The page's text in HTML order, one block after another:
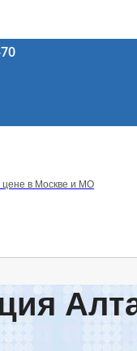
цене в Москве и МО